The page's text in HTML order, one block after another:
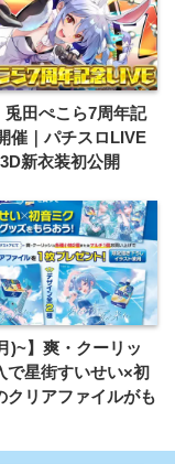
兎田ぺこら7周年記
催｜パチスロLIVE
新衣装初公開
)~】爽・クーリッ
で星街すいせい×初
クリアファイルがも